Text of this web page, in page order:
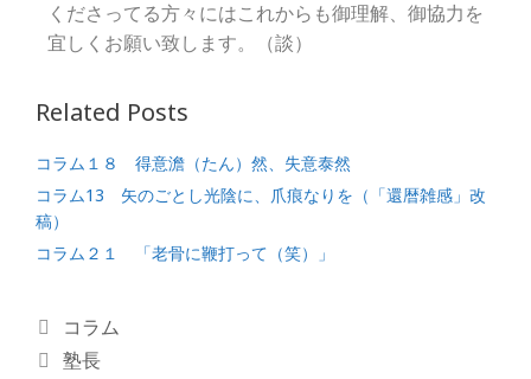
くださってる方々にはこれからも御理解、御協力を
宜しくお願い致します。（談）
Related Posts
コラム１８ 得意澹（たん）然、失意泰然
コラム13 矢のごとし光陰に、爪痕なりを（「還暦雑感」改
稿）
コラム２１ 「老骨に鞭打って（笑）」
コラム
塾長